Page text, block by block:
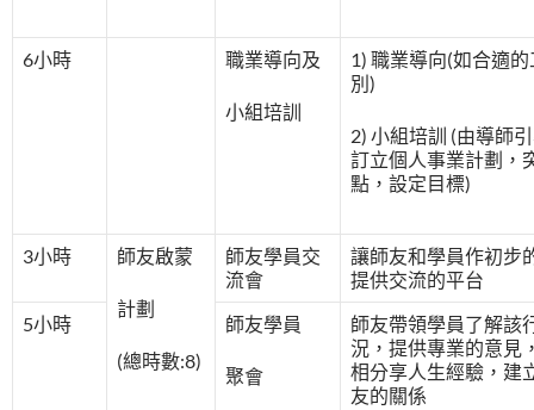
6小時 職業導向及
小組培訓
1) 職業導向(如合適
別)
2) 小組培訓 (由導師
訂立個 人事業計劃，
點，設定目標)
3小時 師友啟蒙
計劃
(總時數:8)
師友學員交
流會
讓師友和學員作初步
提供交流的平台
5小時
師友學員
聚會
師友帶領學員了解該
況，提供專業的意見
相分享人生經驗，建
友的關係